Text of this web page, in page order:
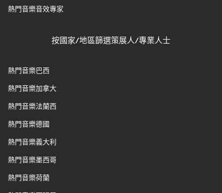
熱門音樂音效專家
按國家/地區篩選策展人/專業人士
熱門音樂巴西
熱門音樂加拿大
熱門音樂法蘭西
熱門音樂德國
熱門音樂義大利
熱門音樂墨西哥
熱門音樂荷蘭